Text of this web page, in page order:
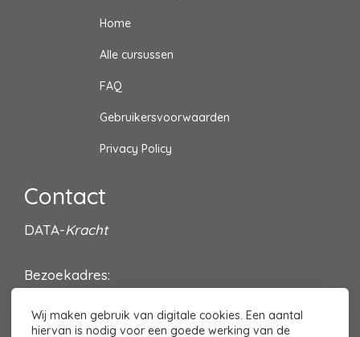
Home
Alle cursussen
FAQ
Gebruikersvoorwaarden
Privacy Policy
Contact
DATA-Kracht
Bezoekadres:
Sint Michielsgestelseweg 8
Wij maken gebruik van digitale cookies. Een aantal
hiervan is nodig voor een goede werking van de